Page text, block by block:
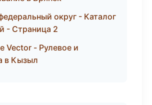
округ - Каталог
- Страница 2
Vector - Рулевое и
в Кызыл